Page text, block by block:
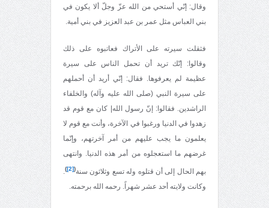
وقال: إنّي أستحي من الله عزّ وجلّ ألا يكون في
بني العباس مثل عمر بن عبد العزيز في بني أمية.
فثقلت سيرته على الأتراك فعاتبوه على ذلك
وقالوا: إنّك تريد أن تحمل الناس على سيرة
عظيمة لم يعرفوها. فقال: إنّي أريد أن أحملهم
على سيرة النبي (صلى الله عليه وآله) والخلفاء
الراشدين. فقالوا: إنّ رسول الله| كان مع قوم قد
زهدوا في الدنيا ورغبوا في الآخرة، وأنت مع قوم لا
يعلمون ما يجب عليهم من أمر آخرتهم، وإنّما
غرضهم ما استعجلوه من أمر هذه الدنيا. وانتهى
بهم الحال إلى أن قتلوه وله تسع وثلاثون سنة(
[2]
)
.
وكانت ولايته أحد عشر شهراً. رحمه الله برحمته.